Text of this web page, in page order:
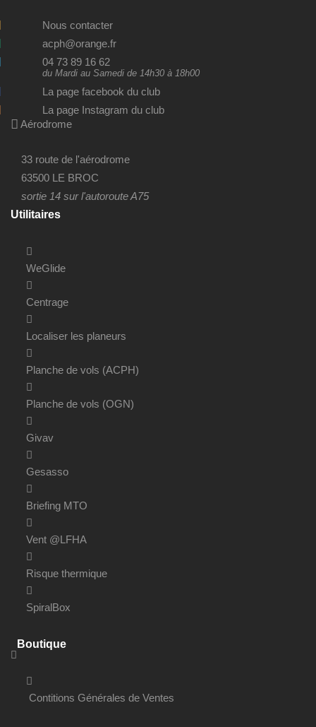
Nous contacter
acph@orange.fr
04 73 89 16 62
du Mardi au Samedi de 14h30 à 18h00
La page facebook du club
La page Instagram du club
Aérodrome
33 route de l'aérodrome
63500 LE BROC
sortie 14 sur l'autoroute A75
Utilitaires
WeGlide
Centrage
Localiser les planeurs
Planche de vols (ACPH)
Planche de vols (OGN)
Givav
Gesasso
Briefing MTO
Vent @LFHA
Risque thermique
SpiralBox
Boutique
Contitions Générales de Ventes